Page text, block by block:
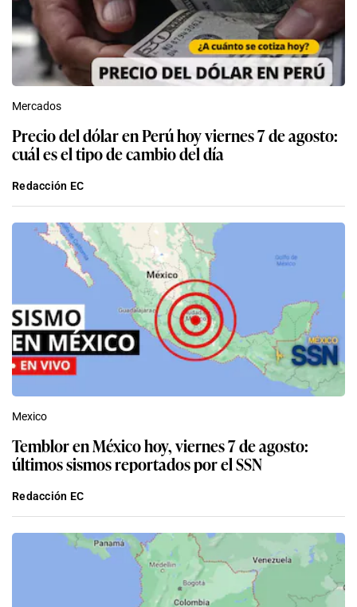
Mercados
Precio del dólar en Perú hoy viernes 7 de agosto:
cuál es el tipo de cambio del día
Redacción EC
Mexico
Temblor en México hoy, viernes 7 de agosto:
últimos sismos reportados por el SSN
Redacción EC